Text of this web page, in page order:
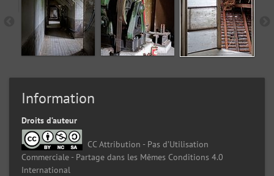
Information
Droits d’auteur
CC Attribution - Pas d’Utilisation
Commerciale - Partage dans les Mêmes Conditions 4.0
International